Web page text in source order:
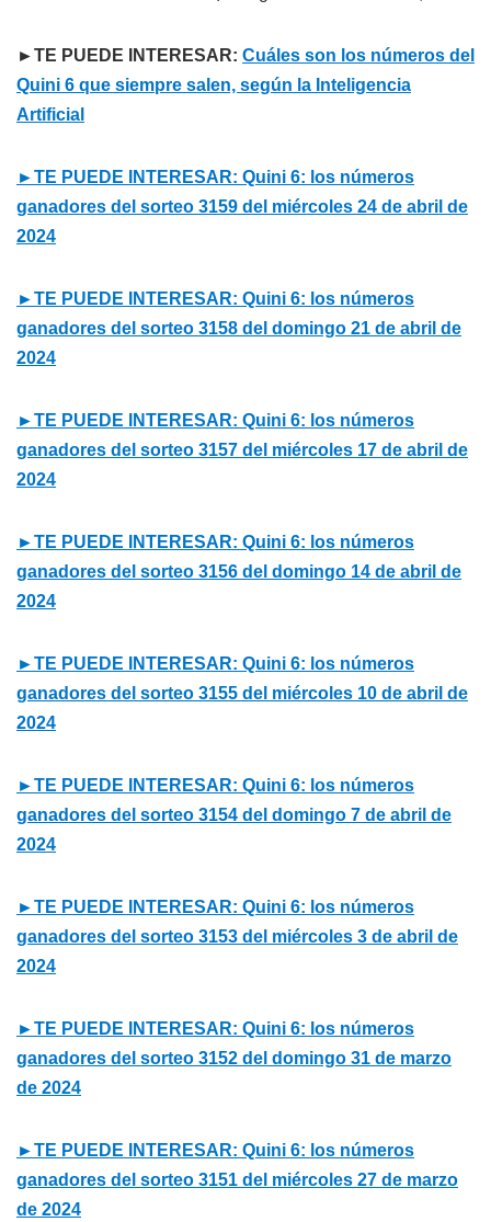
►TE PUEDE INTERESAR: Cuáles son los números del
Quini 6 que siempre salen, según la Inteligencia
Artificial
►TE PUEDE INTERESAR: Quini 6: los números
ganadores del sorteo 3159 del miércoles 24 de abril de
2024
►TE PUEDE INTERESAR: Quini 6: los números
ganadores del sorteo 3158 del domingo 21 de abril de
2024
►TE PUEDE INTERESAR: Quini 6: los números
ganadores del sorteo 3157 del miércoles 17 de abril de
2024
►TE PUEDE INTERESAR: Quini 6: los números
ganadores del sorteo 3156 del domingo 14 de abril de
2024
►TE PUEDE INTERESAR: Quini 6: los números
ganadores del sorteo 3155 del miércoles 10 de abril de
2024
►TE PUEDE INTERESAR: Quini 6: los números
ganadores del sorteo 3154 del domingo 7 de abril de
2024
►TE PUEDE INTERESAR: Quini 6: los números
ganadores del sorteo 3153 del miércoles 3 de abril de
2024
►TE PUEDE INTERESAR: Quini 6: los números
ganadores del sorteo 3152 del domingo 31 de marzo
de 2024
►TE PUEDE INTERESAR: Quini 6: los números
ganadores del sorteo 3151 del miércoles 27 de marzo
de 2024